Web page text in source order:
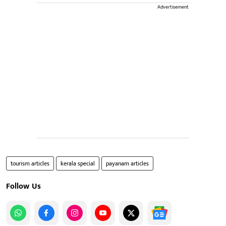
Advertisement
tourism articles kerala special payanam articles
Follow Us